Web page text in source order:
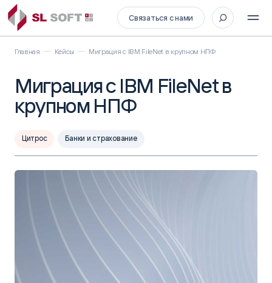
Связаться с нами
Главная Кейсы Миграция с IBM FileNet в крупном НПФ
Миграция с IBM FileNet в
крупном НПФ
Цитрос Банки и страхование